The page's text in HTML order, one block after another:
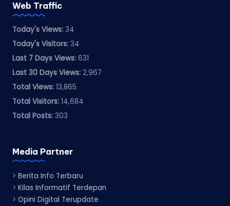
Web Traffic
Today's Views: 34
Today's Visitors: 34
Last 7 Days Views: 631
Last 30 Days Views: 2,967
Total Views: 13,865
Total Visitors: 14,684
Total Posts: 303
Media Partner
> Berita Info Terbaru
> Kilas Informatif Terdepan
> Opini Digital Terupdate